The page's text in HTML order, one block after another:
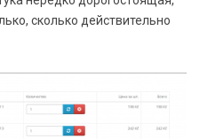
сколько действительно